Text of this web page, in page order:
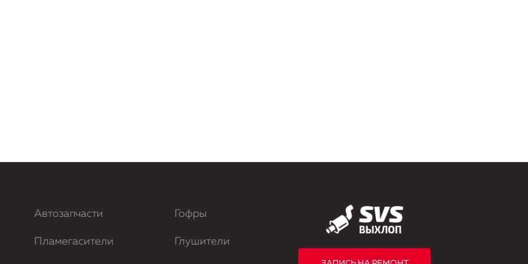
Автозапчасти
Пламегасители
Гофры
Глушители